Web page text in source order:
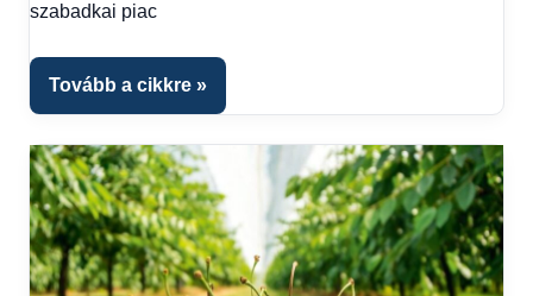
szabadkai piac
Tovább a cikkre